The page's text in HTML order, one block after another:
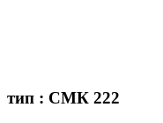
тип : СМК 222